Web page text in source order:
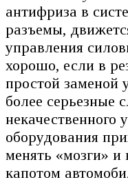
антифриза в
разъемы,
управления
хорошо, если в
простой заменой
более серьезные
некачественного
оборудования
менять «мозги» и
капотом